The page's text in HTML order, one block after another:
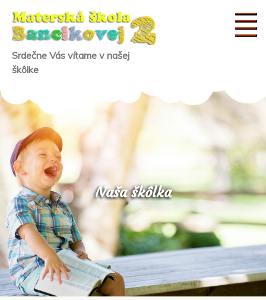
content
Srdečne Vás vítame v našej
škôlke
Naša škôlka